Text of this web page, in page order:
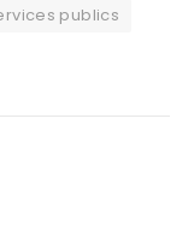
publics